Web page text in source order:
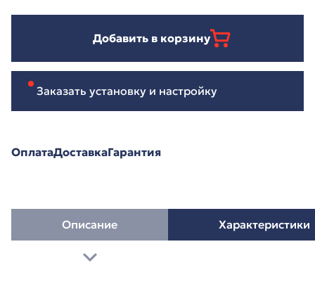
Добавить в корзину
Заказать установку и настройку
ОплатаДоставкаГарантия
Описание Характеристики